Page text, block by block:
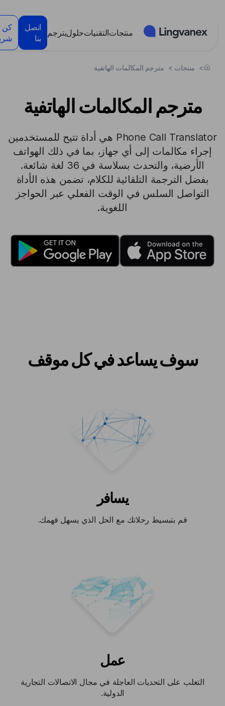
منتجاتالتقنياتحلوليترجم
اتصل
بنا
كن
> منتجات > مترجم المكالمات الهاتفية
مترجم المكالمات الهاتفية
Phone Call Translator هي أداة تتيح للمستخدمين
إجراء مكالمات إلى أي جهاز، بما في ذلك الهواتف
الأرضية، والتحدث بسلاسة في 36 لغة شائعة.
بفضل الترجمة التلقائية للكلام، تضمن هذه الأداة
التواصل السلس في الوقت الفعلي عبر الحواجز
اللغوية.
سوف يساعد في كل موقف
يسافر
قم بتبسيط رحلاتك مع الحل الذي يسهل فهمك.
عمل
التغلب على التحديات العاجلة في مجال الاتصالات التجارية
الدولية.